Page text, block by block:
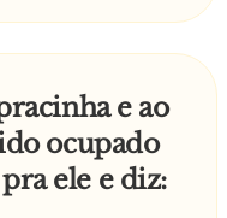
a tentar-
em cima do
e ao
ocupado
ele e diz: